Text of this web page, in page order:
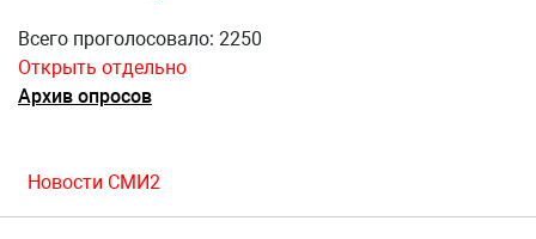
Всего проголосовало: 2250
Открыть отдельно
Архив опросов
Новости СМИ2